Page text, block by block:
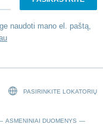
naudoti mano el. paštą,
ASMENINIAI DUOMENYS
PASIRINKITE LOKATORIŲ